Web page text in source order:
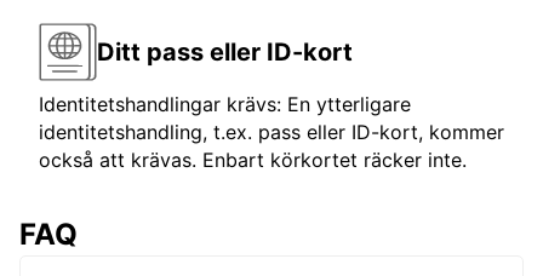
Ditt pass eller ID-kort
Identitetshandlingar krävs: En ytterligare
identitetshandling, t.ex. pass eller ID-kort, kommer
också att krävas. Enbart körkortet räcker inte.
FAQ